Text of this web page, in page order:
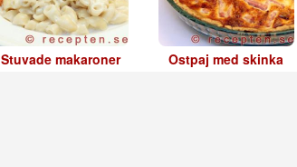
Stuvade makaroner Ostpaj med skinka